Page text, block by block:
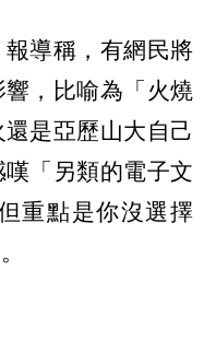
導稱，有網民將
，比喻為「火燒
是亞歷山大自己
「另類的電子文
重點是你沒選擇